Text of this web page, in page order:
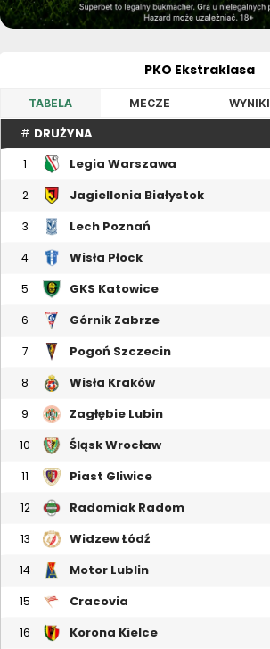
PKO Ekstraklasa
TABELA MECZE WYNIKI
# DRUŻYNA
1 Legia Warszawa
2 Jagiellonia Białystok
3 Lech Poznań
4 Wisła Płock
5 GKS Katowice
6 Górnik Zabrze
7 Pogoń Szczecin
8 Wisła Kraków
9 Zagłębie Lubin
10 Śląsk Wrocław
11 Piast Gliwice
12 Radomiak Radom
13 Widzew Łódź
14 Motor Lublin
15 Cracovia
16 Korona Kielce